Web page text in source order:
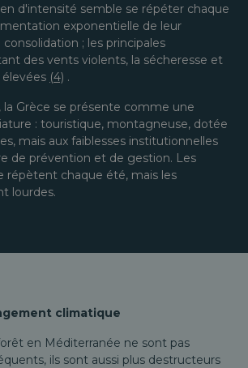
d'intensité semble se répéter chaque
exponentielle de leur
; les principales
des vents violents, la sécheresse et
(4) .
la Grèce se présente comme une
: touristique, montagneuse, dotée
mais aux faiblesses institutionnelles
de prévention et de gestion. Les
répètent chaque été, mais les
lourdes.
climatique
en Méditerranée ne sont pas
ils sont aussi plus destructeurs